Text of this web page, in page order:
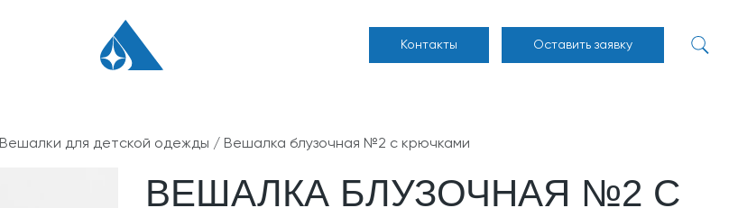
Контакты Оставить заявку
Вешалки для детской одежды / Вешалка блузочная №2 с крючками
ВЕШАЛКА БЛУЗОЧНАЯ №2 С